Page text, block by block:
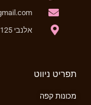
אלנבי 125 ת"א
תפריט ניווט
מכונות קפה